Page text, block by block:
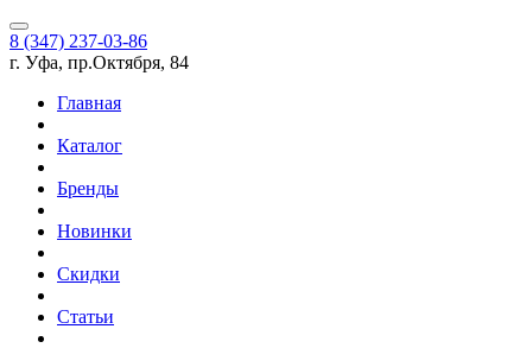
8 (347) 237-03-86
г. Уфа, пр.Октября, 84
Главная
Каталог
Бренды
Новинки
Скидки
Статьи